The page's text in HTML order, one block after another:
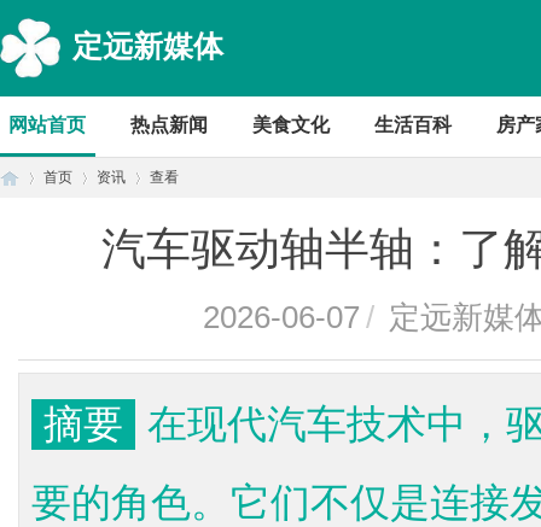
定远新媒体
网站首页 热点新闻 美食文化 生活百科 房产
首页 资讯 查看
汽车驱动轴半轴：了
2026-06-07 / 定远新媒
摘要 在现代汽车技术中，
要的角色。它们不仅是连接